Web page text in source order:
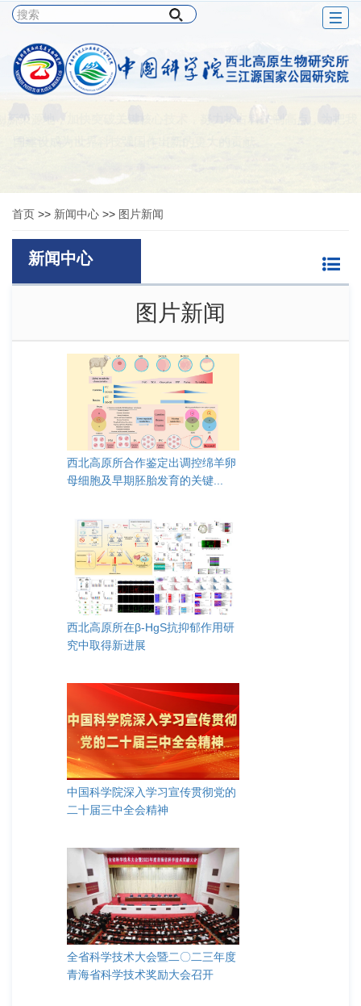
新策源地，加快突破关键核心技术，努力抢占科技制高点，为把我
首页 >> 新闻中心 >> 图片新闻
新闻中心
图片新闻
西北高原所合作鉴定出调控绵羊卵
母细胞及早期胚胎发育的关键...
西北高原所在β-HgS抗抑郁作用研
究中取得新进展
中国科学院深入学习宣传贯彻党的
二十届三中全会精神
全省科学技术大会暨二〇二三年度
青海省科学技术奖励大会召开